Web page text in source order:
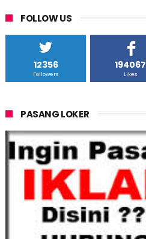
FOLLOW US
12356
Followers
194067
Likes
PASANG LOKER